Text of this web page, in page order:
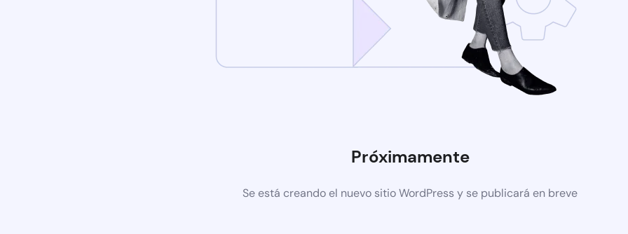
Próximamente
Se está creando el nuevo sitio WordPress y se publicará en breve